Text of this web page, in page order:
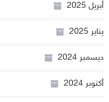
أبريل 2025
يناير 2025
ديسمبر 2024
أكتوبر 2024